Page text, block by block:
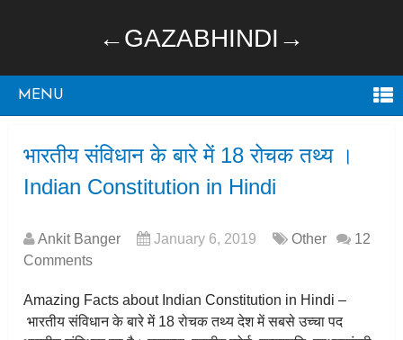
←GAZABHINDI→
MENU
भारतीय संविधान के बारे में 18 रोचक तथ्य ।
Indian Constitution in Hindi
Ankit Banger January 6, 2019 Other
12
Comments
Amazing Facts about Indian Constitution in Hindi –
भारतीय संविधान के बारे में 18 रोचक तथ्य देश में सबसे उच्चा पद